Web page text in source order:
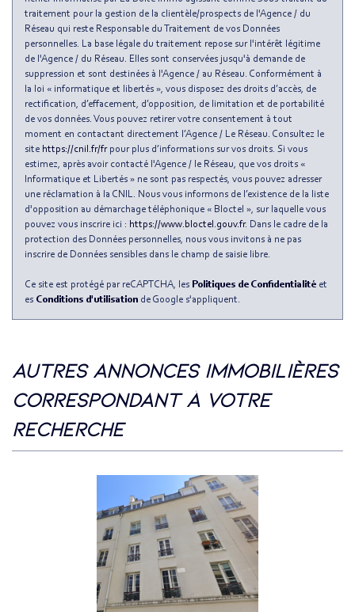
Taxe habitation 13,38 %
Taxe foncière
Habitants de moins de 25 ans 24,14 %
Habitants de 25 à 55 ans 52,27 %
Habitants de plus de 55 ans 23,59 %
Nombre d'enfants par famille 0,78
Familles sans enfant 51,79 %
Familles avec 1 ou 2 enfants 0 %
Maisons 0,52 %
Appartements 99,48 %
traitement pour la gestion de la clientèle/prospects de l'Agence / du
Réseau qui reste Responsable du Traitement de vos Données
personnelles. La base légale du traitement repose sur l'intérêt légitime
de l'Agence / du Réseau. Elles sont conservées jusqu'à demande de
suppression et sont destinées à l'Agence / au Réseau. Conformément à
la loi « informatique et libertés », vous disposez des droits d’accès, de
rectification, d’effacement, d’opposition, de limitation et de portabilité
de vos données. Vous pouvez retirer votre consentement à tout
moment en contactant directement l’Agence / Le Réseau. Consultez le
site https://cnil.fr/frpour plus d’informations sur vos droits. Si vous
estimez, après avoir contacté l'Agence / le Réseau, que vos droits «
Informatique et Libertés » ne sont pas respectés, vous pouvez adresser
une réclamation à la CNIL. Nous vous informons de l’existence de la liste
d'opposition au démarchage téléphonique « Bloctel », sur laquelle vous
pouvez vous inscrire ici : https://www.bloctel.gouv.fr. Dans le cadre de la
protection des Données personnelles, nous vous invitons à ne pas
inscrire de Données sensibles dans le champ de saisie libre.
Ce site est protégé par reCAPTCHA, les Politiques de Confidentialité et
es Conditions d'utilisation de Google s'appliquent.
autres annonces immobilières
correspondant à votre
recherche